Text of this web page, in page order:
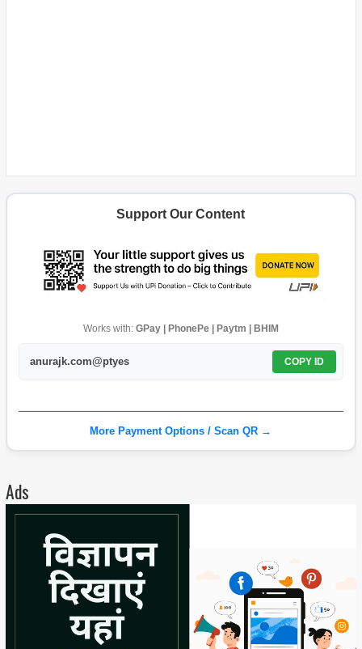
Support Our Content
Works with: GPay | PhonePe | Paytm | BHIM
anurajk.com@ptyes COPY ID
More Payment Options / Scan QR →
Ads